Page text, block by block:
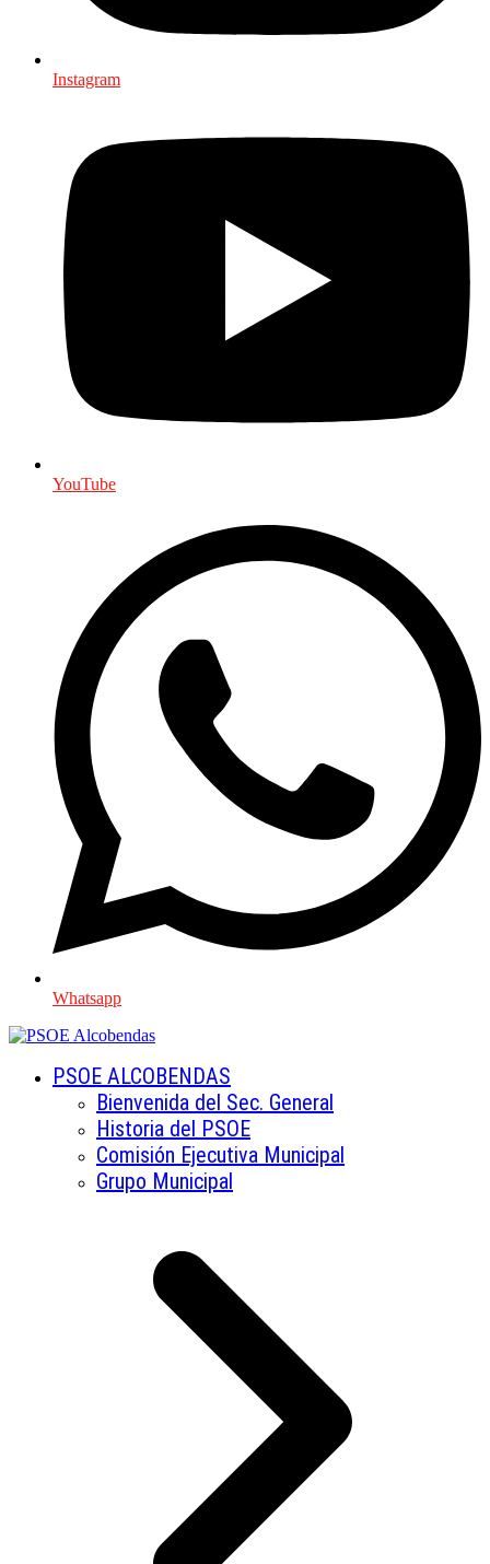
Instagram
YouTube
Whatsapp
PSOE ALCOBENDAS
Bienvenida del Sec. General
Historia del PSOE
Comisión Ejecutiva Municipal
Grupo Municipal